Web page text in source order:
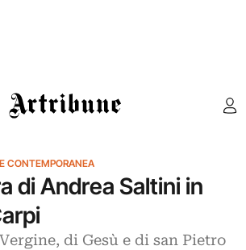
Artribune
CONTEMPORANEA
di Andrea Saltini in
di Gesù e di san Pietro